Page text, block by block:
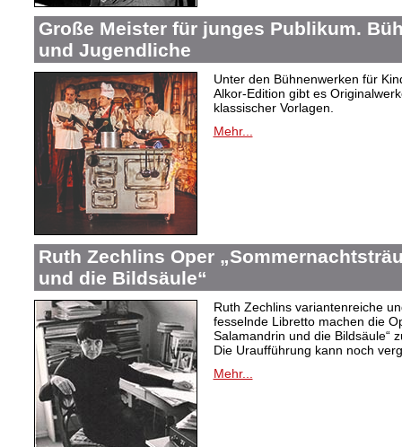
Große Meister für junges Publikum.
und Jugendliche
Unter den Bühnenwerken für
Alkor-Edition gibt es
klassischer Vorlagen.
Mehr...
Ruth Zechlins Oper
und die Bildsäule“
Ruth Zechlins variantenreiche
fesselnde Libretto machen die
Salamandrin und die Bildsäule“
Die Uraufführung kann noch
Mehr...